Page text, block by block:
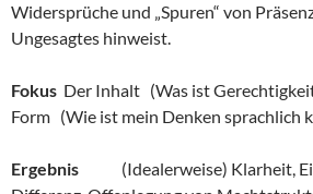
Widersprüche und „Spuren“ von
Ungesagtes hinweist.
Fokus Der Inhalt (Was ist
Form (Wie ist mein Denken sprachlich
Ergebnis (Idealerweise) Klarheit,